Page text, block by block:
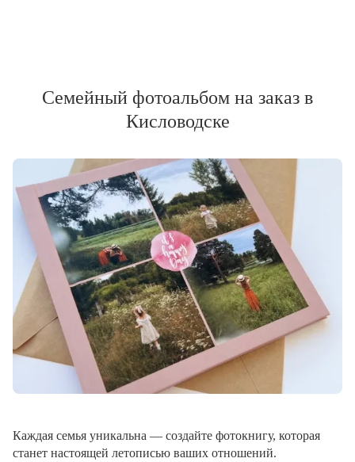
Семейный фотоальбом на заказ в
Кисловодске
Каждая семья уникальна — создайте фотокнигу, которая
станет настоящей летописью ваших отношений.